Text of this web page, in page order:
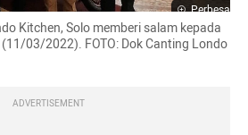
Perbesar
Kitchen, Solo memberi salam kepada
03/2022). FOTO: Dok Canting Londo
ADVERTISEMENT